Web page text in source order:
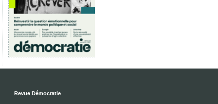
Revue Démocratie